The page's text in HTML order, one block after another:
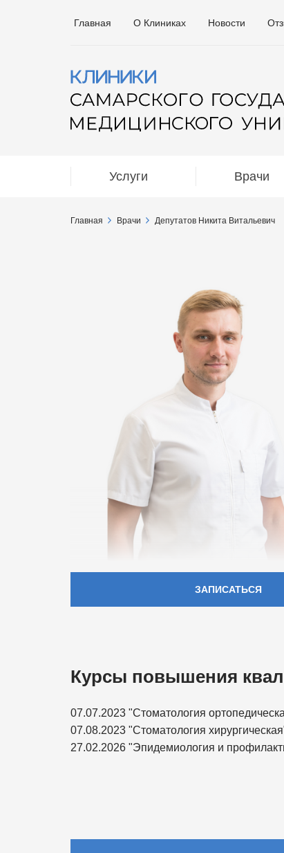
Главная О Клиниках Новости
Услуги Врачи
Главная Врачи Депутатов Никита Витальевич
ЗАПИСАТЬСЯ
Курсы повышения
07.07.2023 "Стоматология
07.08.2023 "Стоматология
27.02.2026 "Эпидемиология и